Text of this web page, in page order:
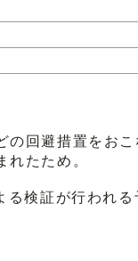
回避措置をお
たため。
検証が行われる